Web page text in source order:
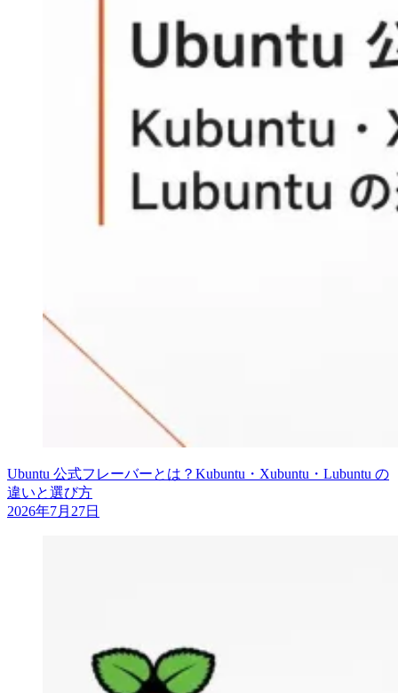
Ubuntu 公式フレーバーとは？Kubuntu・Xubuntu・Lubuntu の
違いと選び方
2026年7月27日